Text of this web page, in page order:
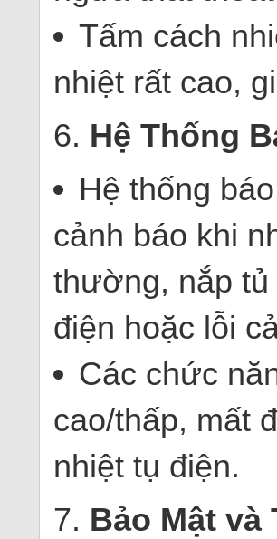
Tấm cách
nhiệt rất cao,
6. Hệ Thống
Hệ thống
cảnh báo khi
thường, nắp
điện hoặc lỗi
Các chức
cao/thấp, mất
nhiệt tụ điện.
7. Bảo Mật